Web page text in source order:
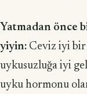
Yatmadan önce
yiyin: Ceviz iyi bir
uykusuzluğa iyi
uyku hormonu